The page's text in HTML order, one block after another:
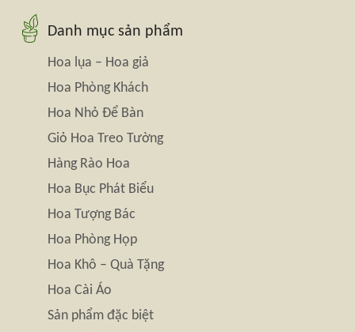
Danh mục sản phẩm
Hoa lụa – Hoa giả
Hoa Phòng Khách
Hoa Nhỏ Để Bàn
Giỏ Hoa Treo Tường
Hàng Rào Hoa
Hoa Bục Phát Biểu
Hoa Tượng Bác
Hoa Phòng Họp
Hoa Khô – Quà Tặng
Hoa Cài Áo
Sản phẩm đặc biệt